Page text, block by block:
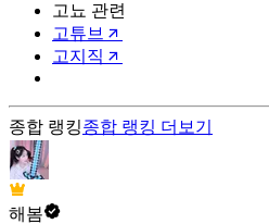
고뇨 관련
고튜브
고지직
종합 랭킹종합 랭킹 더보기
해봄